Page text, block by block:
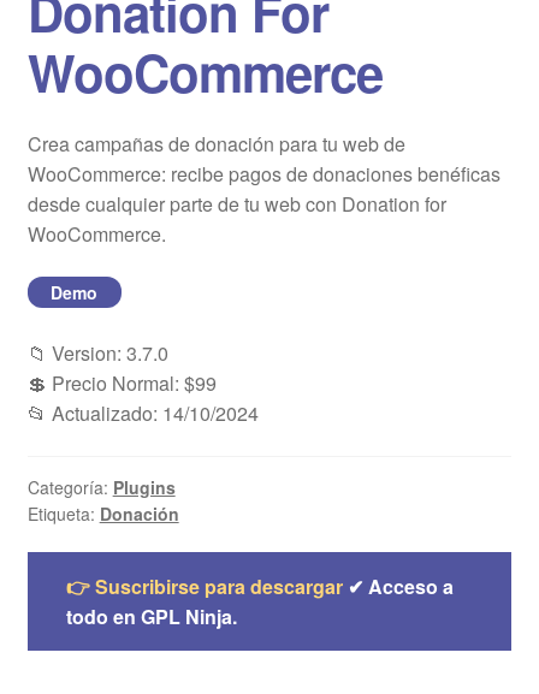
Blog
Mi cuenta
WooCommerce
Crea campañas de donación para tu web de
WooCommerce: recibe pagos de donaciones benéficas
desde cualquier parte de tu web con Donation for
WooCommerce.
Demo
📁 Version: 3.7.0
💲 Precio Normal: $99
📂 Actualizado: 14/10/2024
Categoría: Plugins
Etiqueta: Donación
👉 Suscribirse para descargar✔ Acceso a
todo en GPL Ninja.